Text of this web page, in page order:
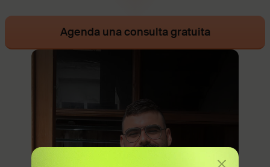
Agenda una consulta gratuita